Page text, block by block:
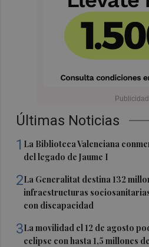
Últimas Noticias
1 La Biblioteca Valenciana
del legado de Jaume I
2La Generalitat destina 132
infraestructuras
con discapacidad
3La movilidad el 12 de agosto
eclipse con hasta 1,5 millones